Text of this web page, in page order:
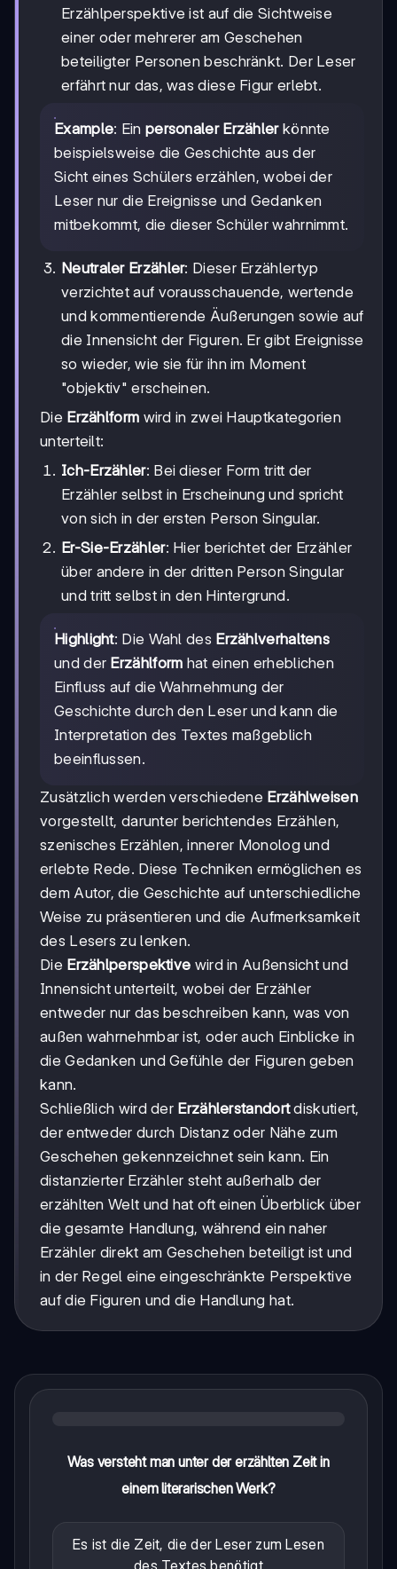
Erzählperspektive ist auf die Sichtweise
einer oder mehrerer am Geschehen
beteiligter Personen beschränkt. Der Leser
erfährt nur das, was diese Figur erlebt.
Example: Ein personaler Erzählerkönnte
beispielsweise die Geschichte aus der
Sicht eines Schülers erzählen, wobei der
Leser nur die Ereignisse und Gedanken
mitbekommt, die dieser Schüler wahrnimmt.
Neutraler Erzähler: Dieser Erzählertyp
verzichtet auf vorausschauende, wertende
und kommentierende Äußerungen sowie auf
die Innensicht der Figuren. Er gibt Ereignisse
so wieder, wie sie für ihn im Moment
"objektiv" erscheinen.
Die Erzählform wird in zwei Hauptkategorien
unterteilt:
Ich-Erzähler: Bei dieser Form tritt der
Erzähler selbst in Erscheinung und spricht
von sich in der ersten Person Singular.
Er-Sie-Erzähler: Hier berichtet der Erzähler
über andere in der dritten Person Singular
und tritt selbst in den Hintergrund.
Highlight: Die Wahl des Erzählverhaltens
und der Erzählform hat einen erheblichen
Einfluss auf die Wahrnehmung der
Geschichte durch den Leser und kann die
Interpretation des Textes maßgeblich
beeinflussen.
Zusätzlich werden verschiedene Erzählweisen
vorgestellt, darunter berichtendes Erzählen,
szenisches Erzählen, innerer Monolog und
erlebte Rede. Diese Techniken ermöglichen es
dem Autor, die Geschichte auf unterschiedliche
Weise zu präsentieren und die Aufmerksamkeit
des Lesers zu lenken.
Die Erzählperspektive wird in Außensicht und
Innensicht unterteilt, wobei der Erzähler
entweder nur das beschreiben kann, was von
außen wahrnehmbar ist, oder auch Einblicke in
die Gedanken und Gefühle der Figuren geben
kann.
Schließlich wird der Erzählerstandortdiskutiert,
der entweder durch Distanz oder Nähe zum
Geschehen gekennzeichnet sein kann. Ein
distanzierter Erzähler steht außerhalb der
erzählten Welt und hat oft einen Überblick über
die gesamte Handlung, während ein naher
Erzähler direkt am Geschehen beteiligt ist und
in der Regel eine eingeschränkte Perspektive
auf die Figuren und die Handlung hat.
Was versteht man unter der erzählten Zeit in
einem literarischen Werk?
Es ist die Zeit, die der Leser zum Lesen